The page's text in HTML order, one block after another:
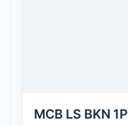
MCB LS BKN 1P